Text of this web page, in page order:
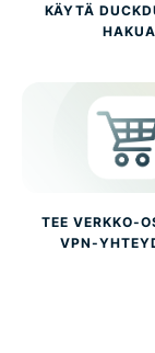
KÄYTÄ
HAKUA
TEE VERKKO-
VPN-